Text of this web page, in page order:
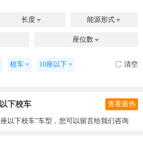
长度  能源形式 
座位数 
校车 × 10座以下 × 清空
下校车 查看最热
以下校车"车型，您可以留言给我们咨询